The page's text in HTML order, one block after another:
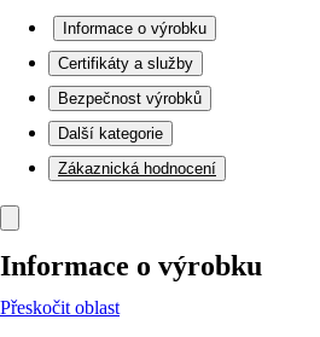
Informace o výrobku
Certifikáty a služby
Bezpečnost výrobků
Další kategorie
Zákaznická hodnocení
Informace o výrobku
Přeskočit oblast